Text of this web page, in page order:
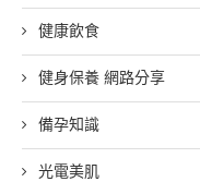
健康飲食
健身保養 網路分享
備孕知識
光電美肌